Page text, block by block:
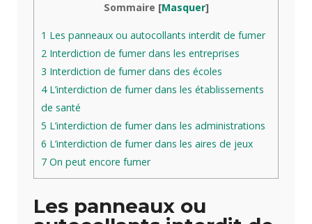
Sommaire [Masquer]
1 Les panneaux ou autocollants interdit de fumer
2 Interdiction de fumer dans les entreprises
3 Interdiction de fumer dans des écoles
4L’interdiction de fumer dans les établissements
de santé
5 L’interdiction de fumer dans les administrations
6 L’interdiction de fumer dans les aires de jeux
7 On peut encore fumer
Les panneaux ou